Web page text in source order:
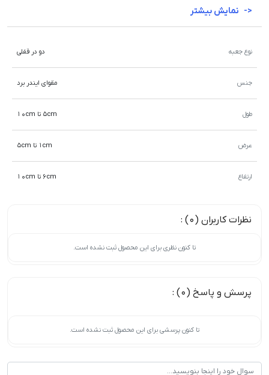
نوع جعبه دو در قفلی
جنس مقوای ایندر برد
طول 5cm تا 10cm
عرض 1cm تا 5cm
ارتفاع 6cm تا 10cm
نظرات کاربران (0) :
تا کنون نظری برای این محصول ثبت نشده است.
پرسش و پاسخ (0) :
تا کنون پرسشی برای این محصول ثبت نشده است.